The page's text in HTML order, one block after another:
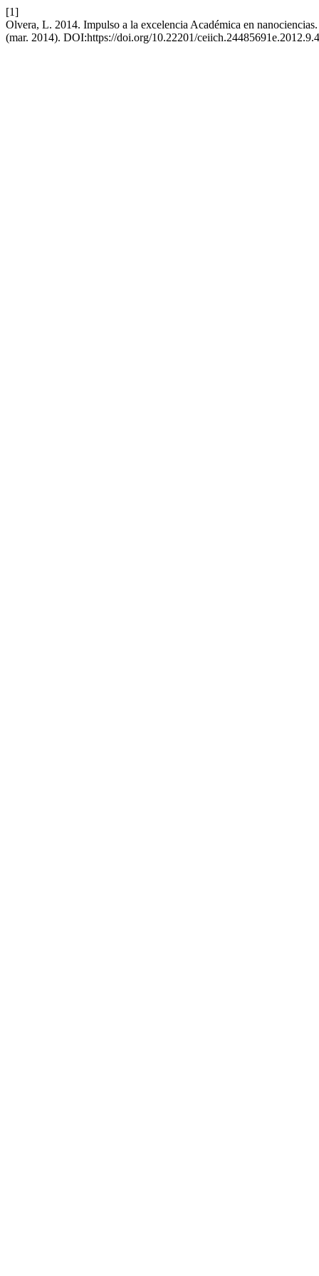
[1]
Olvera, L. 2014. Impulso a la excelencia Académica en
(mar. 2014). DOI:https://doi.org/10.22201/